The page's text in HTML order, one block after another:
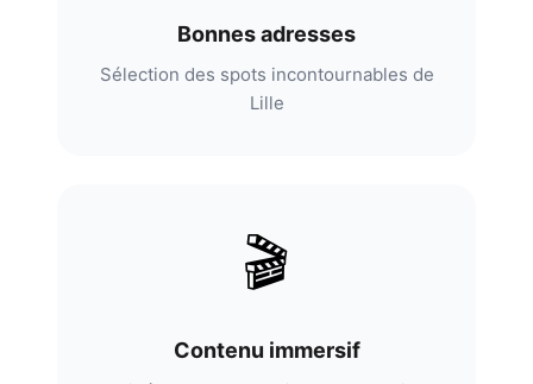
Bonnes adresses
Sélection des spots incontournables de
Lille
🎬
Contenu immersif